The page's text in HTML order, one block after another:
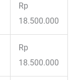
Rp
18.500.000
Rp
18.500.000